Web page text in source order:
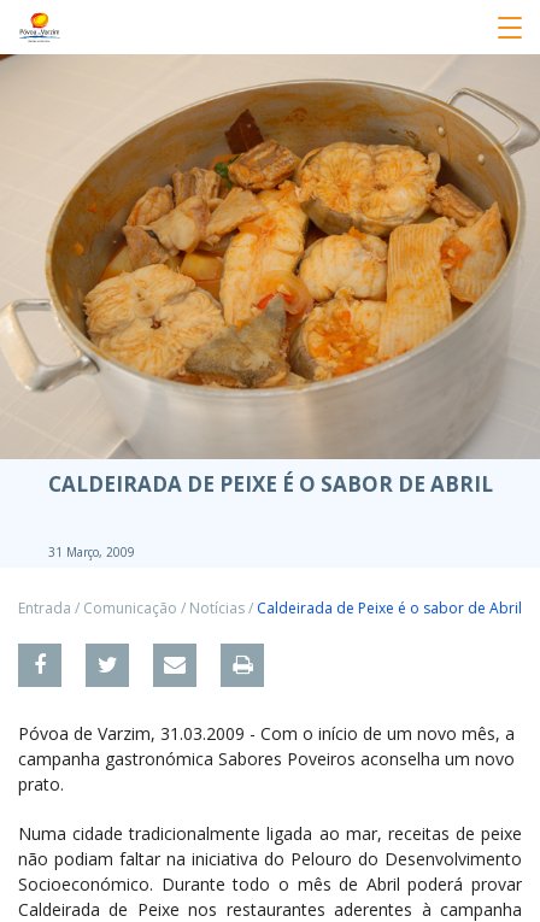
CALDEIRADA DE PEIXE É O SABOR DE ABRIL
31 Março, 2009
Entrada / Comunicação / Notícias/ Caldeirada de Peixe é o sabor de Abril
Póvoa de Varzim, 31.03.2009 - Com o início de um novo mês, a
campanha gastronómica Sabores Poveiros aconselha um novo
prato.
Numa cidade tradicionalmente ligada ao mar, receitas de peixe
não podiam faltar na iniciativa do Pelouro do Desenvolvimento
Socioeconómico. Durante todo o mês de Abril poderá provar
Caldeirada de Peixe nos restaurantes aderentes à campanha